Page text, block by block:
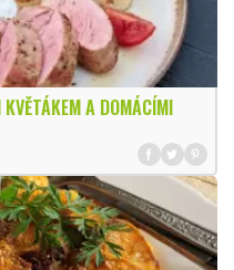
A DOMÁCÍMI